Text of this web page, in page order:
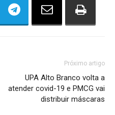
Próximo artigo
UPA Alto Branco volta a
atender covid-19 e PMCG vai
distribuir máscaras